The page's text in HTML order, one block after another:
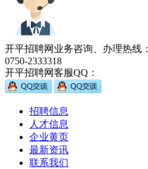
开平招聘网业务咨询、办理热线：
0750-2333318
开平招聘网客服QQ：
招聘信息
人才信息
企业黄页
最新资讯
联系我们